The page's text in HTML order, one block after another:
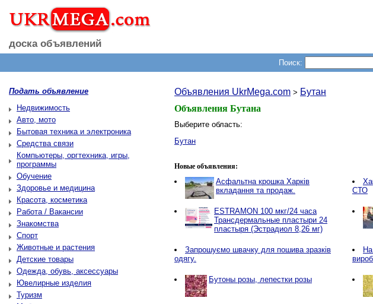
доска объявлений
Поиск:
Подать объявление
Недвижимость
Авто, мото
Бытовая техника и электроника
Средства связи
Компьютеры, оргтехника, игры,
программы
Обучение
Здоровье и медицина
Красота, косметика
Работа / Вакансии
Знакомства
Спорт
Животные и растения
Детские товары
Одежда, обувь, аксессуары
Ювелирные изделия
Туризм
Объявления UkrMega.com > Бутан
Объявления Бутана
Выберите область:
Бутан
Новые объявления:
Асфальтна крошка Харків
вкладання та продаж.
СТО
ESTRAMON 100 мкг/24 часа
Трансдермальные пластыри 24
пластыря (Эстрадиол 8,26 мг)
Запрошуємо швачку для пошива зразків
одягу.
Бутоны розы, лепестки розы